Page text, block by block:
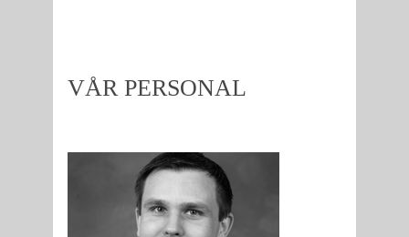
VÅR PERSONAL